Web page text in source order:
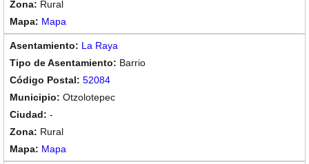
Rural
Mapa
La Raya
Barrio
52084
Otzolotepec
-
Rural
Mapa